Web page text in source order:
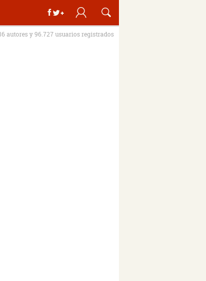
autores y 96.727 usuarios registrados